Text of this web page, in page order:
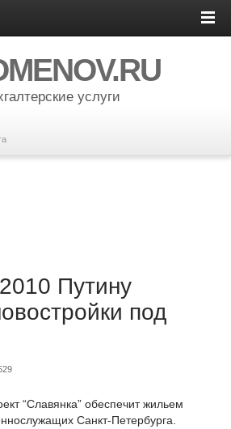
услуги
Путину
под
“Славянка” обеспечит жильем
Санкт-Петербурга.